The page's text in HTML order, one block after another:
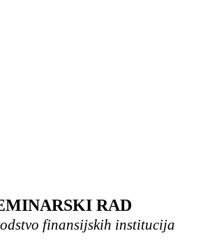
RAD
finansijskih institucija